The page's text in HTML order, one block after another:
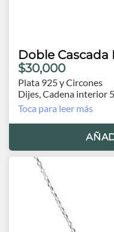
Doble Cascada
$30,000
Plata 925 y Circones
Dijes, Cadena interior
Exterior Estrella 1cm.
Cadena interior 40cm.
Cadena colgante
Toca para leer más